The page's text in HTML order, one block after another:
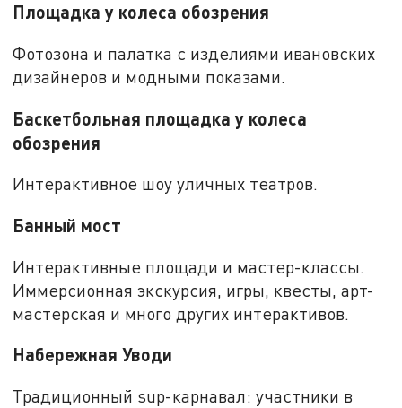
Площадка у колеса обозрения
Фотозона и палатка с изделиями ивановских
дизайнеров и модными показами.
Баскетбольная площадка у колеса
обозрения
Интерактивное шоу уличных театров.
Банный мост
Интерактивные площади и мастер-классы.
Иммерсионная экскурсия, игры, квесты, арт-
мастерская и много других интерактивов.
Набережная Уводи
Традиционный sup-карнавал: участники в